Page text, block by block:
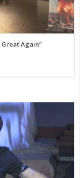
Great Again"